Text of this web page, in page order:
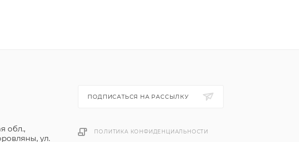
обл.,
ул.
ПОДПИСАТЬСЯ НА РАССЫЛКУ
ПОЛИТИКА КОНФИДЕНЦИАЛЬНОСТИ